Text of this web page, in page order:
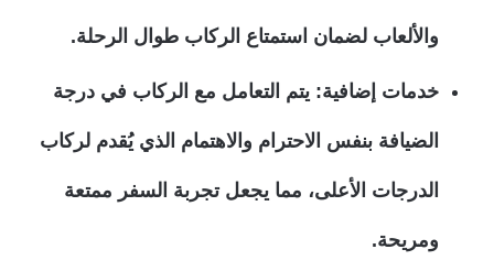
والألعاب لضمان استمتاع الركاب طوال الرحلة.
خدمات إضافية: يتم التعامل مع الركاب في درجة
الضيافة بنفس الاحترام والاهتمام الذي يُقدم لركاب
الدرجات الأعلى، مما يجعل تجربة السفر ممتعة
ومريحة.